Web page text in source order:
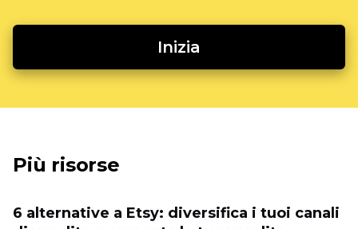
Inizia
Più risorse
6 alternative a Etsy: diversifica i tuoi canali